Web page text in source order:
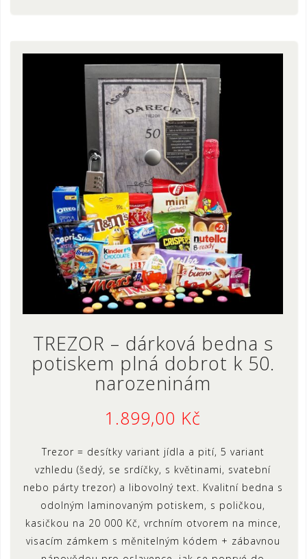
TREZOR – dárková bedna s
potiskem plná dobrot k 50.
narozeninám
1.899,00 Kč
Trezor = desítky variant jídla a pití, 5 variant
vzhledu (šedý, se srdíčky, s květinami, svatební
nebo párty trezor) a libovolný text. Kvalitní bedna s
odolným laminovaným potiskem, s poličkou,
kasičkou na 20 000 Kč, vrchním otvorem na mince,
visacím zámkem s měnitelným kódem + zábavnou